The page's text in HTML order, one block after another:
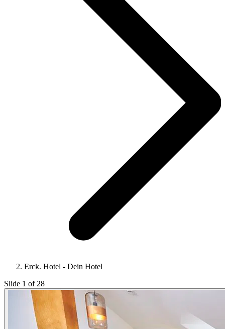
Erck. Hotel - Dein Hotel
Slide 1 of 28